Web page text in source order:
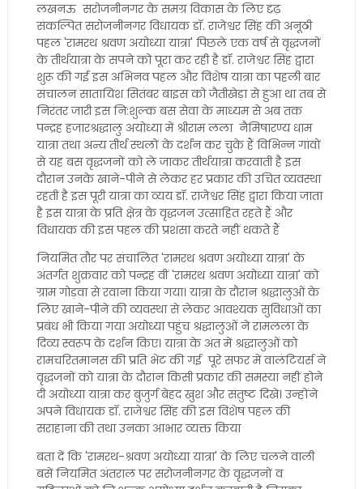
लखनऊ सरोजनीनगर के समग्र विकास के लिए दृढ़
संकल्पित सरोजनीनगर विधायक डॉ. राजेश्वर सिंह की अनूठी
पहल 'रामरथ श्रवण अयोध्या यात्रा' पिछले एक वर्ष से वृद्धजनों
के तीर्थयात्रा के सपने को पूरा कर रही है डॉ. राजेश्वर सिंह द्वारा
शुरू की गई इस अभिनव पहल और ​विशेष यात्रा का पहली बार
संचालन सातायिश सितंबर बाइस को जैतीखेड़ा से हुआ था तब से
निरंतर जारी इस नि:शुल्क बस सेवा के माध्यम से अब तक
पन्द्रह हजारश्रद्धालु अयोध्या में श्रीराम लला नैमिषारण्य धाम
यात्रा तथा अन्य तीर्थ स्थलों के दर्शन कर चुके हैं विभिन्न गांवों
से यह बस वृद्धजनों को ले जाकर तीर्थयात्रा करवाती है इस
दौरान उनके खाने-पीने से लेकर हर प्रकार की उचित व्यवस्था
रहती है इस पूरी यात्रा का व्यय डॉ. राजेश्वर सिंह द्वारा किया जाता
है इस यात्रा के प्रति क्षेत्र के वृद्धजन उत्साहित रहते हैं और
विधायक की इस पहल की प्रशंसा करते नहीं थकते हैं
नियमित तौर पर संचालित 'रामरथ श्रवण अयोध्या यात्रा' के
अंतर्गत शुक्रवार को पन्द्रह वीं 'रामरथ श्रवण अयोध्या यात्रा' को
ग्राम गोड़वा से रवाना किया गया। ​यात्रा के दौरान श्रद्धालुओं के
लिए खाने-पीने की व्यवस्था से लेकर आवश्यक सुविधाओं का
प्रबंध भी किया गया अयोध्या पहुंच श्रद्धालुओं ने रामलला के
दिव्य स्वरूप के दर्शन किए। यात्रा के अंत में श्रद्धालुओं को
रामचरितमानस की प्रति भेंट की गई पूरे सफर में वालंटियर्स ने
वृद्धजनों को यात्रा के दौरान किसी प्रकार की समस्या नहीं होने
दी अयोध्या यात्रा कर बुजुर्ग बेहद खुश और संतुष्ट दिखे। उन्होंने
अपने विधायक डॉ. राजेश्वर सिंह की इस विशेष पहल की
सराहाना की तथा उनका आभार व्यक्त किया
बता दें कि 'रामरथ-श्रवण अयोध्या यात्रा' के लिए चलने वाली
बसें नियमित अंतराल पर सरोजनीनगर के वृद्धजनों व